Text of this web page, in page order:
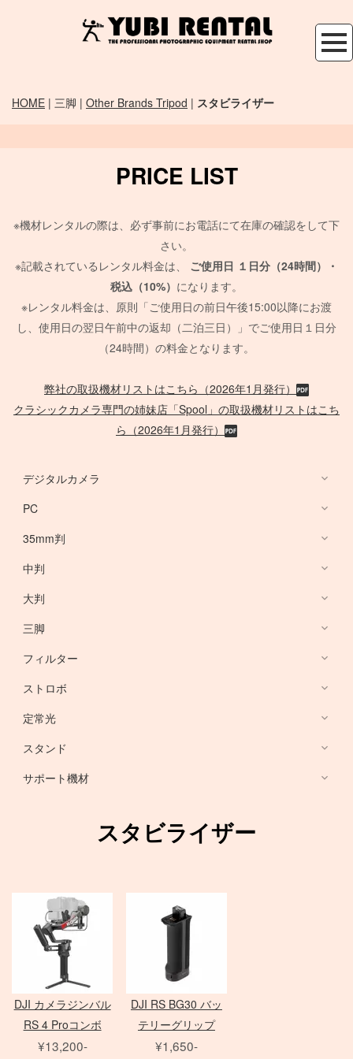
HOME | 三脚 | Other Brands Tripod | スタビライザー
PRICE LIST
※機材レンタルの際は、必ず事前にお電話にて在庫の確認をして下
さい。
※記載されているレンタル料金は、 ご使用日 １日分（24時間）・
税込（10%） になります。
※レンタル料金は、原則「ご使用日の前日午後15:00以降にお渡
し、使用日の翌日午前中の返却（二泊三日）」でご使用日１日分
（24時間）の料金となります。
弊社の取扱機材リストはこちら（2026年1月発行）
クラシックカメラ専門の姉妹店「Spool」の取扱機材リストはこち
ら（2026年1月発行）
デジタルカメラ
デジタルカメラ
Nikon DSLR
Sony ミラーレス
Nikon ミラーレス
FUJIFILM GFXシリーズ
デジタルバック
PC
PC
ノートブック PC
PC用 周辺機器
PC用 外付バッテリー
PC用 アクセサリ
PCモニター
35mm判
Canon Lens
EF 単焦点レンズ
EF ズームレンズ
アクセサリ
Nikon Lens
中判
PHASE ONE
Schneider 645 レンズ
Hasselblad H
H カメラ
HC レンズ
アクセサリ
大判
Sinar
COLAVOLEX
PHASE ONE アクセサリ
三脚
Manfrotto
フィルター
HARRISON
アダプター
TIFFEN
ストロボ
ヘッド
モノブロック
（バッテリータイプ）
パラ
ソフトボックス
エフェクトランプ
ピコライト
定常光
Aupture LEDライト
STORM シリーズ
Light Storm シリーズ
amaran シリーズ
NOVA シリーズ
INFINIBAR シリーズ
アクセサリ
ソフトボックス
スポットライトマウント
スタンド
Manfrotto
Avenger
Matthews
センチュリースタンド
Other Brand
サポート機材
MINOLTA
SEKONIC
Kenko
スタビライザー
DJI カメラジンバル
RS 4 Proコンボ
¥13,200-
DJI RS BG30 バッ
テリーグリップ
¥1,650-